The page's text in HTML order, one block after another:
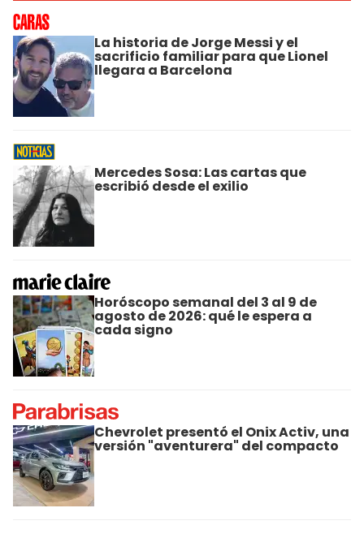
La historia de Jorge Messi y el
sacrificio familiar para que Lionel
llegara a Barcelona
Mercedes Sosa: Las cartas que
escribió desde el exilio
Horóscopo semanal del 3 al 9 de
agosto de 2026: qué le espera a
cada signo
Chevrolet presentó el Onix Activ, una
versión "aventurera" del compacto